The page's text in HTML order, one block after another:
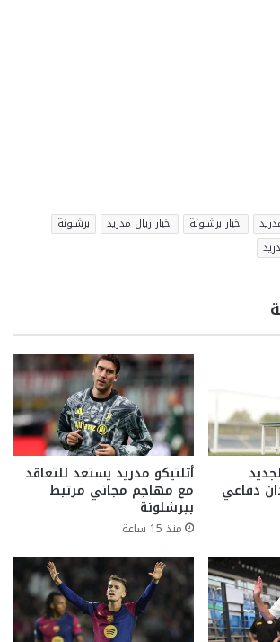
اخبار برشلونة اخبار ريال مدريد
برشلونة
دفاعي
أتلتيكو مدريد يستعد للتعاقد
مع مهاجم مجاني مرتبط
ببرشلونة
منذ 15 ساعة